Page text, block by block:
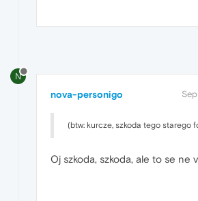
N
nova-personigo
(btw: kurcze, szkoda tego starego
Oj szkoda, szkoda, ale to se ne